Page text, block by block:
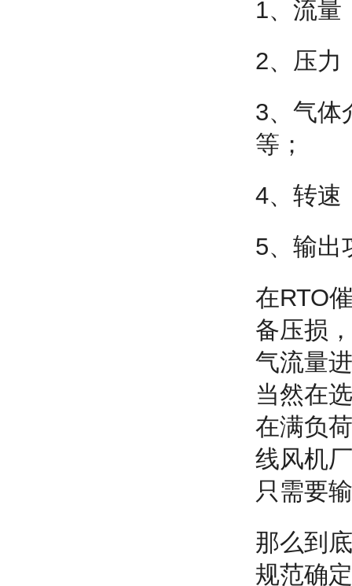
1、流量
2、压力
3、气体
等；
4、转速
5、输出
在RTO
备压损
气流量
当然在
在满负
线风机
只需要
那么到
规范确